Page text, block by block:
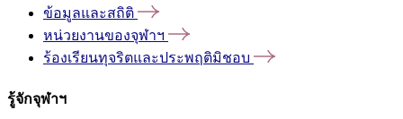
ข้อมูลและสถิติ
หน่วยงานของจุฬาฯ
ร้องเรียนทุจริตและประพฤติมิชอบ
รู้จักจุฬาฯ